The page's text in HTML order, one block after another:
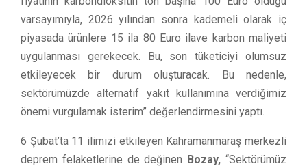
varsayımıyla, 2026 yılından sonra kademeli olarak iç
piyasada ürünlere 15 ila 80 Euro ilave karbon maliyeti
uygulanması gerekecek. Bu, son tüketiciyi olumsuz
etkileyecek bir durum oluşturacak. Bu nedenle,
sektörümüzde alternatif yakıt kullanımına verdiğimiz
önemi vurgulamak isterim” değerlendirmesini yaptı.
6 Şubat’ta 11 ilimizi etkileyen Kahramanmaraş merkezli
deprem felaketlerine de değinen Bozay, “Sektörümüz